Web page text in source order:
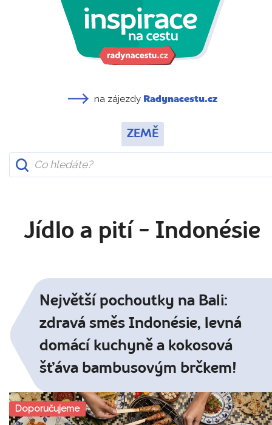
na zájezdy Radynacestu.cz
ZEMĚ
Jídlo a pití - Indonésie
Největší pochoutky na Bali:
zdravá směs Indonésie, levná
domácí kuchyně a kokosová
šťáva bambusovým brčkem!
Doporučujeme